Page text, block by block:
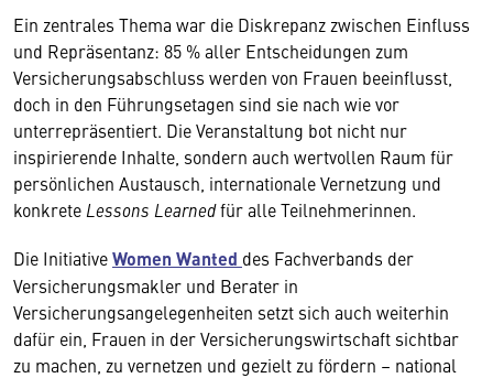
Ein zentrales Thema war die Diskrepanz zwischen Einfluss
und Repräsentanz: 85 % aller Entscheidungen zum
Versicherungsabschluss werden von Frauen beeinflusst,
doch in den Führungsetagen sind sie nach wie vor
unterrepräsentiert. Die Veranstaltung bot nicht nur
inspirierende Inhalte, sondern auch wertvollen Raum für
persönlichen Austausch, internationale Vernetzung und
konkrete Lessons Learnedfür alle Teilnehmerinnen.
Die InitiativeWomen Wanted des Fachverbands der
Versicherungsmakler und Berater in
Versicherungsangelegenheiten setzt sich auch weiterhin
dafür ein, Frauen in der Versicherungswirtschaft sichtbar
zu machen, zu vernetzen und gezielt zu fördern – national